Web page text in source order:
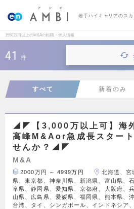
若手ハイキャリアのス
1550万円以上のM&Aの転職・求人情報
41 件
すべて 新着のみ
◢◤【3,000万以上可】海
高峰M&Aor急成長スター
せんか？◢◤
M&A
2000万円 ～ 4999万円
北海道、宮
県、東京都、神奈川県、新潟県、富山県、
阜県、静岡県、愛知県、京都府、大阪府、
山県、広島県、愛媛県、福岡県、熊本県、
台湾、タイ、シンガポール、インドネシア